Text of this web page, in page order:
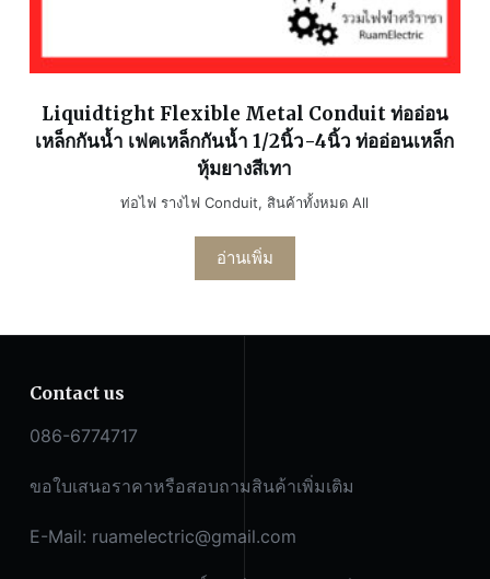
Liquidtight Flexible Metal Conduit ท่ออ่อน
เหล็กกันน้ำ เฟคเหล็กกันน้ำ 1/2นิ้ว-4นิ้ว ท่ออ่อนเหล็ก
หุ้มยางสีเทา
ท่อไฟ รางไฟ Conduit, สินค้าทั้งหมด All
อ่านเพิ่ม
Contact us
086-6774717
ขอใบเสนอราคาหรือสอบถามสินค้าเพิ่มเติม
E-Mail: ruamelectric@gmail.com